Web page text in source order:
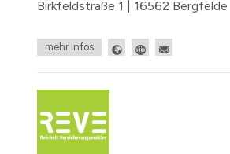
Birkfeldstraße 1 | 16562 Bergfelde
mehr Infos